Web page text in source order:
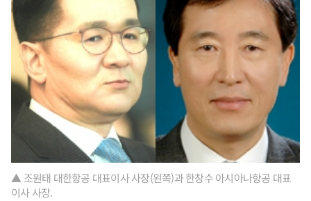
▲ 조원태 대한항공 대표이사 사장(왼쪽)과 한창수 아시아나항공 대표
이사 사장.